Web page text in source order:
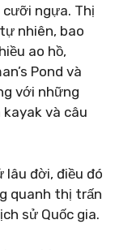
ngựa. Thị
nhiên, bao
ao hồ,
Pond và
với những
và câu
lâu đời, điều đó
quanh thị trấn
sử Quốc gia.